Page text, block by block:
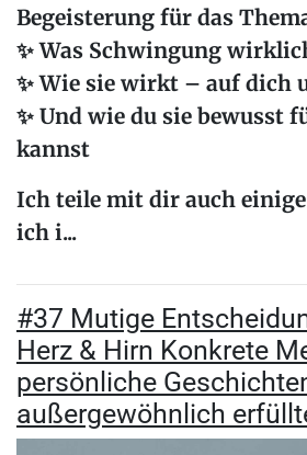
Begeisterung für das
✨ Was Schwingung
✨ Wie sie wirkt – auf dich
✨ Und wie du sie bewusst
kannst
Ich teile mit dir auch
ich i...
#37 Mutige
Herz & Hirn Konkrete
persönliche
außergewöhnlich